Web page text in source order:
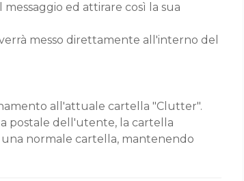
ed attirare così la sua
messo direttamente all'interno del
all'attuale cartella "Clutter".
postale dell'utente, la cartella
una normale cartella, mantenendo